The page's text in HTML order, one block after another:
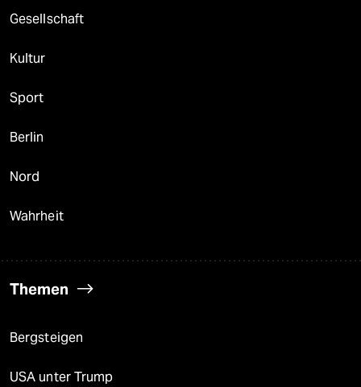
Gesellschaft
Kultur
Sport
Berlin
Nord
Wahrheit
Themen
Bergsteigen
USA unter Trump